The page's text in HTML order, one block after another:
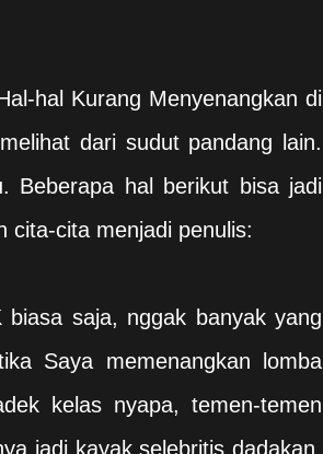
hal Kurang Menyenangkan di
dari sudut pandang lain.
Beberapa hal berikut bisa jadi
cita-cita menjadi penulis:
saja, nggak banyak yang
Saya memenangkan lomba
kelas nyapa, temen-temen
jadi kayak selebritis dadakan.